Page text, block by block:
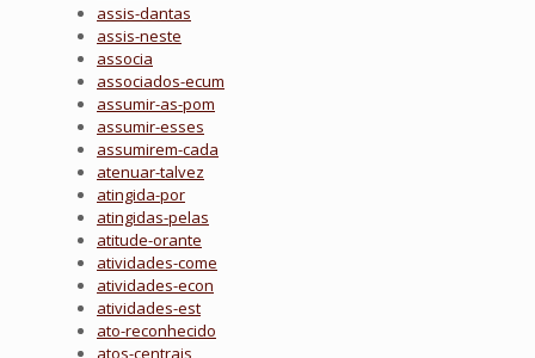
assis-dantas
assis-neste
associa
associados-ecum
assumir-as-pom
assumir-esses
assumirem-cada
atenuar-talvez
atingida-por
atingidas-pelas
atitude-orante
atividades-come
atividades-econ
atividades-est
ato-reconhecido
atos-centrais